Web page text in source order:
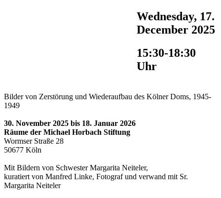
Wednesday, 17.
December 2025
15:30-18:30
Uhr
Bilder von Zerstörung und Wiederaufbau des Kölner Doms, 1945-
1949
30. November 2025 bis 18. Januar 2026
Räume der Michael Horbach Stiftung
Wormser Straße 28
50677 Köln
Mit Bildern von Schwester Margarita Neiteler,
kuratiert von Manfred Linke, Fotograf und verwand mit Sr.
Margarita Neiteler